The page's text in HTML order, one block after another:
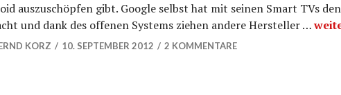
auszuschöpfen gibt. Google selbst hat mit seinen Smart TVs
und dank des offenen Systems ziehen andere Hersteller …
KORZ 10. SEPTEMBER 2012 2 KOMMENTARE